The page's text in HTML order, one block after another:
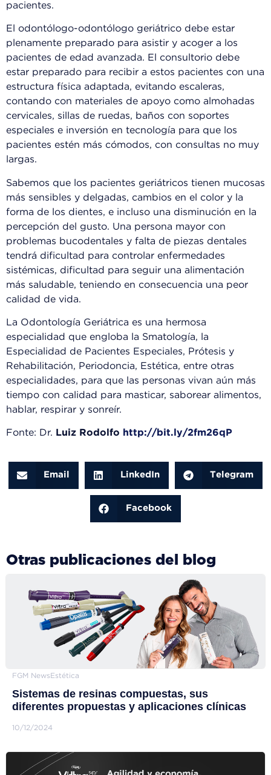
pacientes.
El odontólogo-odontólogo geriátrico debe estar
plenamente preparado para asistir y acoger a los
pacientes de edad avanzada. El consultorio debe
estar preparado para recibir a estos pacientes con una
estructura física adaptada, evitando escaleras,
contando con materiales de apoyo como almohadas
cervicales, sillas de ruedas, baños con soportes
especiales e inversión en tecnología para que los
pacientes estén más cómodos, con consultas no muy
largas.
Sabemos que los pacientes geriátricos tienen mucosas
más sensibles y delgadas, cambios en el color y la
forma de los dientes, e incluso una disminución en la
percepción del gusto. Una persona mayor con
problemas bucodentales y falta de piezas dentales
tendrá dificultad para controlar enfermedades
sistémicas, dificultad para seguir una alimentación
más saludable, teniendo en consecuencia una peor
calidad de vida.
La Odontología Geriátrica es una hermosa
especialidad que engloba la Smatología, la
Especialidad de Pacientes Especiales, Prótesis y
Rehabilitación, Periodoncia, Estética, entre otras
especialidades, para que las personas vivan aún más
tiempo con calidad para masticar, saborear alimentos,
hablar, respirar y sonreír.
Fonte: Dr. Luiz Rodolfo http://bit.ly/2fm26qP
Email LinkedIn Telegram
Facebook
Otras publicaciones del blog
FGM News Estética
Sistemas de resinas compuestas, sus
diferentes propuestas y aplicaciones clínicas
10/12/2024